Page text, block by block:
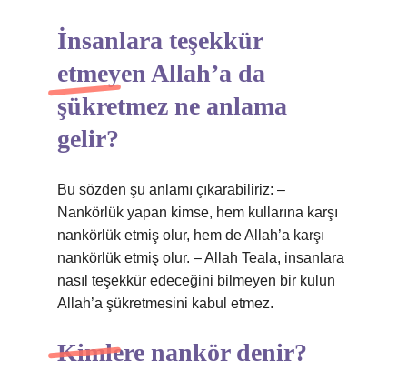
İnsanlara teşekkür
etmeyen Allah’a da
şükretmez ne anlama
gelir?
Bu sözden şu anlamı çıkarabiliriz: –
Nankörlük yapan kimse, hem kullarına karşı
nankörlük etmiş olur, hem de Allah’a karşı
nankörlük etmiş olur. – Allah Teala, insanlara
nasıl teşekkür edeceğini bilmeyen bir kulun
Allah’a şükretmesini kabul etmez.
Kimlere nankör denir?